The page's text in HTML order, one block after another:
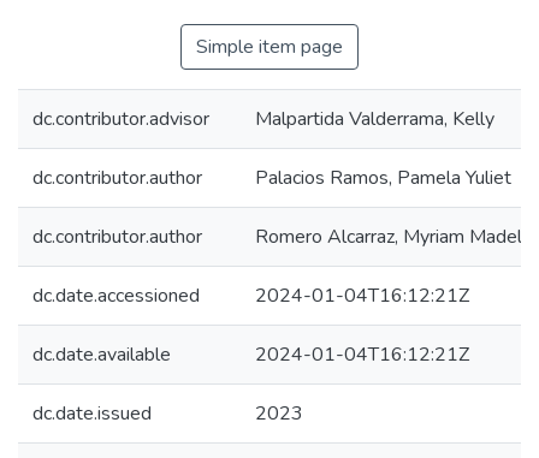
Simple item page
dc.contributor.advisor Malpartida Valderrama, Kelly
dc.contributor.author Palacios Ramos, Pamela Yuliet
dc.contributor.author Romero Alcarraz, Myriam
dc.date.accessioned 2024-01-04T16:12:21Z
dc.date.available 2024-01-04T16:12:21Z
dc.date.issued 2023